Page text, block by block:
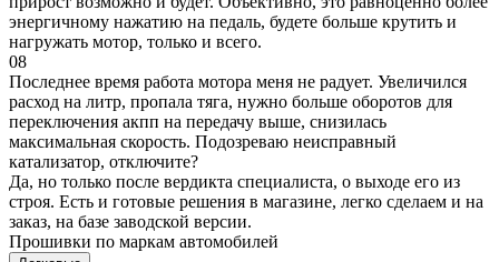
энергичному нажатию на педаль, будете больше крутить и
нагружать мотор, только и всего.
08
Последнее время работа мотора меня не радует. Увеличился
расход на литр, пропала тяга, нужно больше оборотов для
переключения акпп на передачу выше, снизилась
максимальная скорость. Подозреваю неисправный
катализатор, отключите?
Да, но только после вердикта специалиста, о выходе его из
строя. Есть и готовые решения в магазине, легко сделаем и на
заказ, на базе заводской версии.
Прошивки по маркам автомобилей